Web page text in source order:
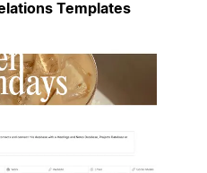
Templates